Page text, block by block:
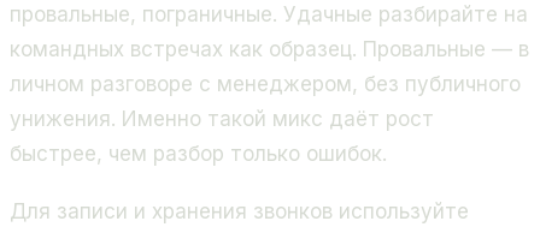
провальные, пограничные. Удачные разбирайте на
командных встречах как образец. Провальные — в
личном разговоре с менеджером, без публичного
унижения. Именно такой микс даёт рост
быстрее, чем разбор только ошибок.
Для записи и хранения звонков используйте